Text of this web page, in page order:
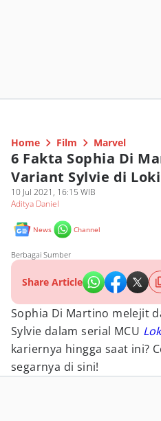
Home Film Marvel
6 Fakta Sophia Di
Variant Sylvie di
10 Jul 2021, 16:15 WIB
Aditya Daniel
News Channel
Berbagai Sumber
Share Article
Sophia Di Martino melejit
Sylvie dalam serial MCU
kariernya hingga saat ini?
segarnya di sini!